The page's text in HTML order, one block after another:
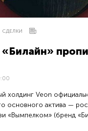
СДЕЛКИ
холдинг Veon
основного актива —
«Вымпелком» (бренд